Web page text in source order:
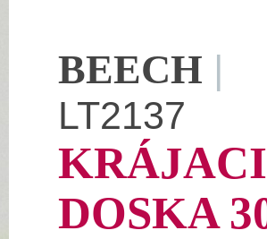
BEECH |
LT2137
DOSKA